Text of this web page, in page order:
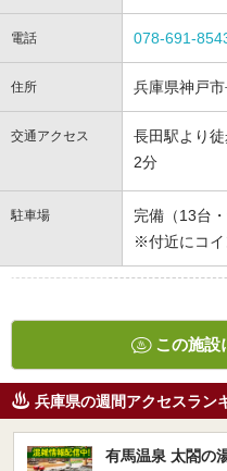
電話 078-691-
住所 兵庫県神戸
交通アクセス
長田駅より
2分
駐車場
完備（13台
※付近にコイ
この施設
兵庫県の週間アクセスラン
有馬温泉 太閤の